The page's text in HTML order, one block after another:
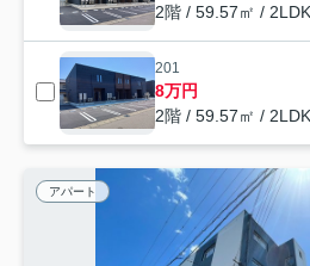
2階 / 59.57㎡ / 2LDK
201
8万円
2階 / 59.57㎡ / 2LDK
アパート